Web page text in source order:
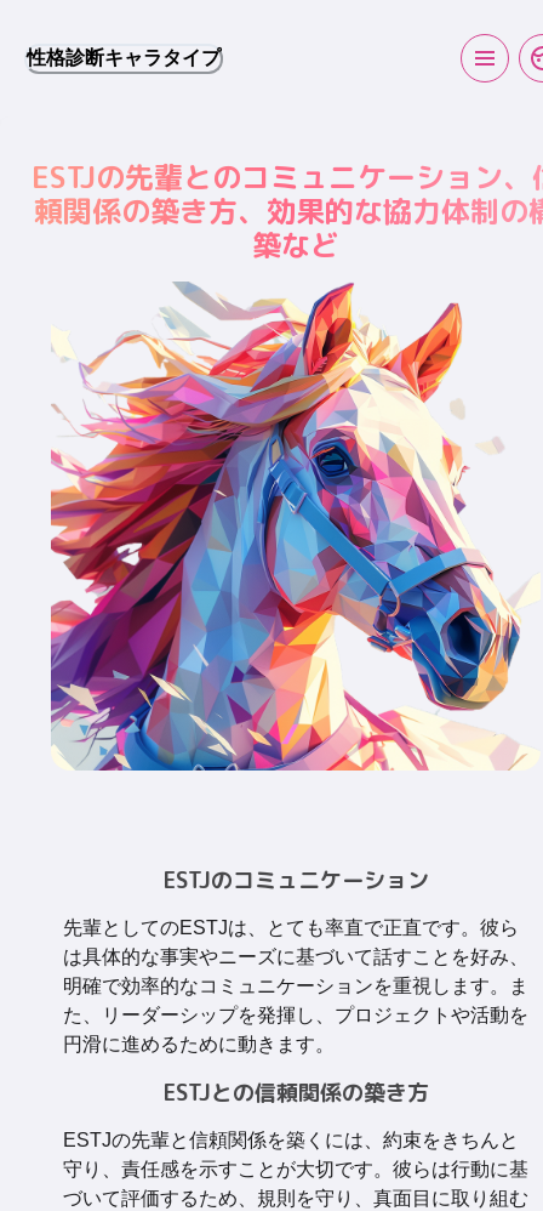
性格診断キャラタイプ
ESTJの先輩とのコミュニケーション、
頼関係の築き方、効果的な協力体制の
築など
ESTJのコミュニケーション
先輩としてのESTJは、とても率直で正直です。彼ら
は具体的な事実やニーズに基づいて話すことを好み、
明確で効率的なコミュニケーションを重視します。ま
た、リーダーシップを発揮し、プロジェクトや活動を
円滑に進めるために動きます。
ESTJとの信頼関係の築き方
ESTJの先輩と信頼関係を築くには、約束をきちんと
守り、責任感を示すことが大切です。彼らは行動に基
づいて評価するため、規則を守り、真面目に取り組む